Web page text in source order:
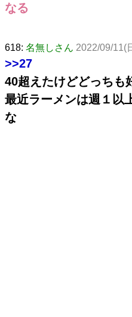
なる
618: 名無しさん 2022/09/11(
>>27
40超えたけどどっちも
最近ラーメンは週１以
な